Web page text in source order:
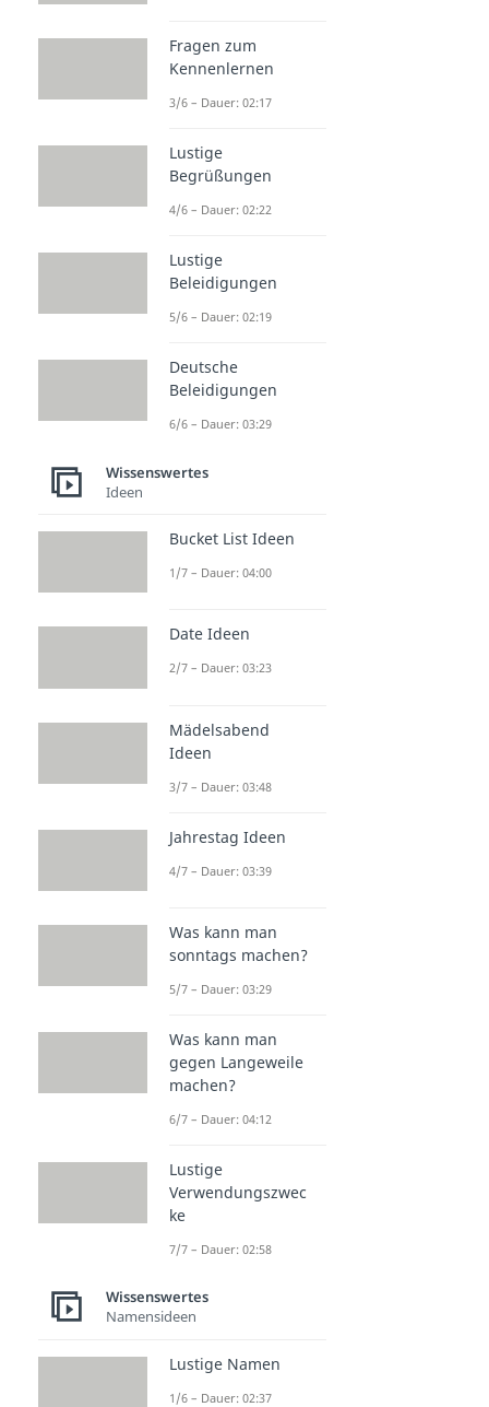
Fragen zum
Kennenlernen
3/6 – Dauer: 02:17
Lustige
Begrüßungen
4/6 – Dauer: 02:22
Lustige
Beleidigungen
5/6 – Dauer: 02:19
Deutsche
Beleidigungen
6/6 – Dauer: 03:29
Wissenswertes
Ideen
Bucket List Ideen
1/7 – Dauer: 04:00
Date Ideen
2/7 – Dauer: 03:23
Mädelsabend
Ideen
3/7 – Dauer: 03:48
Jahrestag Ideen
4/7 – Dauer: 03:39
Was kann man
sonntags machen?
5/7 – Dauer: 03:29
Was kann man
gegen Langeweile
machen?
6/7 – Dauer: 04:12
Lustige
Verwendungszwec
ke
7/7 – Dauer: 02:58
Wissenswertes
Namensideen
Lustige Namen
1/6 – Dauer: 02:37